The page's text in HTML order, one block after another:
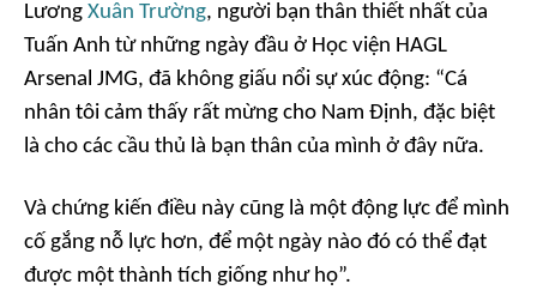
Lương Xuân Trường, người bạn thân thiết nhất của
Tuấn Anh từ những ngày đầu ở Học viện HAGL
Arsenal JMG, đã không giấu nổi sự xúc động: “Cá
nhân tôi cảm thấy rất mừng cho Nam Định, đặc biệt
là cho các cầu thủ là bạn thân của mình ở đây nữa.
Và chứng kiến điều này cũng là một động lực để mình
cố gắng nỗ lực hơn, để một ngày nào đó có thể đạt
được một thành tích giống như họ”.